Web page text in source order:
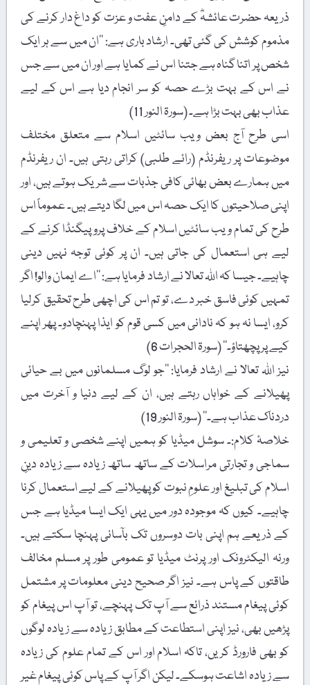
ذریعہ حضرت عائشہؓ کے دامنِ عفت و عزت کو داغ دار کرنے کی
مذموم کوشش کی گئی تھی۔ ارشاد باری ہے: ’’ان میں سے ہر ایک
شخص پر اتنا گناہ ہے جتنا اس نے کمایا ہے اور ان میں سے جس
نے اس کے بہت بڑے حصہ کو سر انجام دیا ہے اس کے لیے
عذاب بھی بہت بڑا ہے۔ (سورۃ النور 11)
اسی طرح آج بعض ویب سائٹیں اسلام سے متعلق مختلف
موضوعات پر ریفرنڈم (رائے طلبی) کراتی رہتی ہیں۔ ان ریفرنڈم
میں ہمارے بعض بھائی کافی جذبات سے شریک ہوتے ہیں، اور
اپنی صلاحیتوں کا ایک حصہ اس میں لگا دیتے ہیں۔ عموماً اس
طرح کی تمام ویب سائٹیں اسلام کے خلاف پروپیگنڈا کرنے کے
لیے ہی استعمال کی جاتی ہیں۔ ان پر کوئی توجہ نہیں دینی
چاہیے۔ جیسا کہ اللہ تعالا نے ارشاد فرمایا ہے: ’’اے ایمان والو! اگر
تمہیں کوئی فاسق خبر دے، تو تم اس کی اچھی طرح تحقیق کرلیا
کرو، ایسا نہ ہو کہ نادانی میں کسی قوم کو ایذا پہنچادو۔ پھر اپنے
کیے پر پچھتاؤ۔‘‘ (سورۃ الحجرات 6)
نیز اللہ تعالا نے ارشاد فرمایا: ’’جو لوگ مسلمانوں میں بے حیائی
پھیلانے کے خواہاں رہتے ہیں، ان کے لیے دنیا و آخرت میں
دردناک عذاب ہے۔‘‘ (سورۃ النور 19)
خلاصۂ کلام:۔ سوشل میڈیا کو ہمیں اپنے شخصی و تعلیمی و
سماجی و تجارتی مراسلات کے ساتھ ساتھ زیادہ سے زیادہ دینِ
اسلام کی تبلیغ اور علومِ نبوت کو پھیلانے کے لیے استعمال کرنا
چاہیے۔ کیوں کہ موجودہ دور میں یہی ایک ایسا میڈیا ہے جس
کے ذریعے ہم اپنی بات دوسروں تک بآسانی پہنچا سکتے ہیں۔
ورنہ الیکٹرونک اور پرنٹ میڈیا تو عمومی طور پر مسلم مخالف
طاقتوں کے پاس ہے۔ نیز اگر صحیح دینی معلومات پر مشتمل
کوئی پیغام مستند ذرائع سے آپ تک پہنچے، تو آپ اس پیغام کو
پڑھیں بھی، نیز اپنی استطاعت کے مطابق زیادہ سے زیادہ لوگوں
کو بھی فارورڈ کریں، تاکہ اسلام اور اس کے تمام علوم کی زیادہ
سے زیادہ اشاعت ہوسکے۔ لیکن اگر آپ کے پاس کوئی پیغام غیر